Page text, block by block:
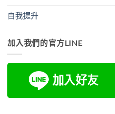
自我提升
加入我們的官方LINE